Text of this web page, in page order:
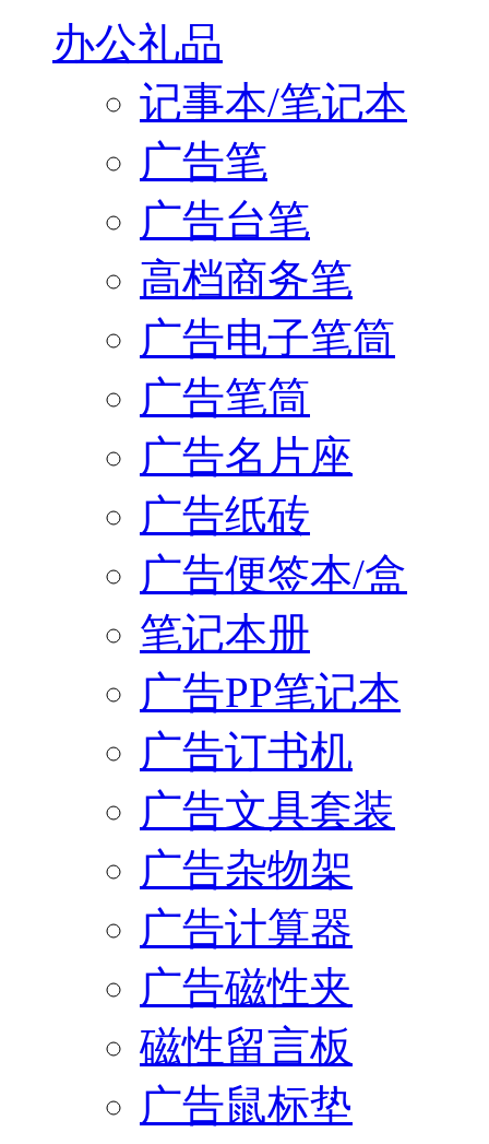
办公礼品
记事本/笔记本
广告笔
广告台笔
高档商务笔
广告电子笔筒
广告笔筒
广告名片座
广告纸砖
广告便签本/盒
笔记本册
广告PP笔记本
广告订书机
广告文具套装
广告杂物架
广告计算器
广告磁性夹
磁性留言板
广告鼠标垫